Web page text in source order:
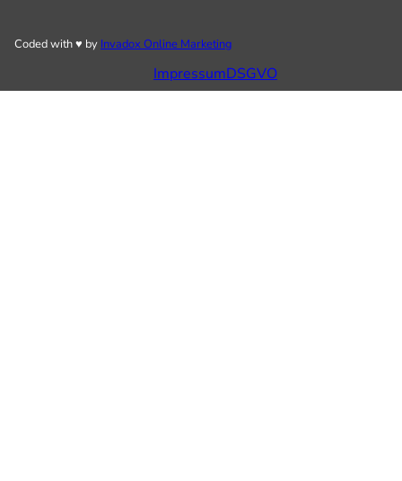
Coded with ♥ by Invadox Online Marketing
ImpressumDSGVO